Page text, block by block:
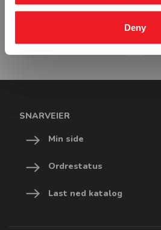
Deny
1 - ETTERLYSENDE PVC
SNARVEIER
Min side
Ordrestatus
Last ned katalog